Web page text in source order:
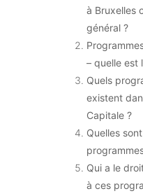
à Bruxelles
général ?
– quelle est
Quels
existent
Capitale ?
Quelles
Qui a le
à ces